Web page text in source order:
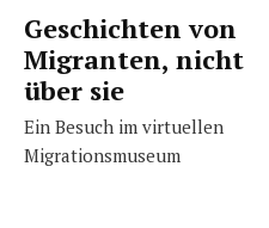
Geschichten von
Migranten, nicht
über sie
Ein Besuch im virtuellen
Migrationsmuseum